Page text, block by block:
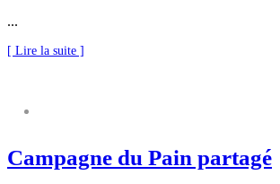
...
[ Lire la suite ]
Campagne du Pain partagé